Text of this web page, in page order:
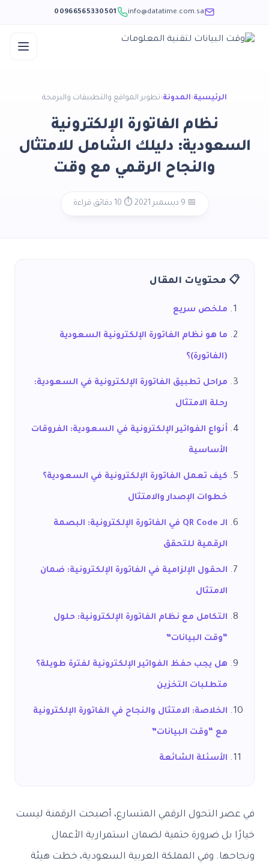
info@datatime.com.sa
00966565330501
الرئيسية›المدونة›تطوير المواقع والتطبيقات والبرمجة
نظام الفاتورة الإلكترونية
السعودية: دليلك الشامل للامتثال
والنجاح الرقمي مع وقت
📅 9 ديسمبر 2021 ·⏱️ 10 دقائق قراءة
📋 محتويات المقال
ملخص سريع
ما هو نظام الفاتورة الإلكترونية السعودية
(الفاتورة)؟
مراحل تطبيق الفاتورة الإلكترونية في السعودية:
رحلة الامتثال
أنواع الفواتير الإلكترونية في السعودية: الفروقات
الأساسية
كيف تعمل الفاتورة الإلكترونية في السعودية؟
خطوات الإصدار والامتثال
الـ QR Code في الفاتورة الإلكترونية: البصمة
الرقمية للتحقق
الحقول الإلزامية في الفاتورة الإلكترونية: ضمان
الامتثال
التكامل مع نظام الفاتورة الإلكترونية: حلول
“وقت البيانات”
هل يجب حفظ الفواتير الإلكترونية لفترة طويلة؟
متطلبات التخزين
الخلاصة: الامتثال والنجاح في الفاتورة الإلكترونية
مع “وقت البيانات”
الأسئلة الشائعة
في عصر التحول الرقمي المتسارع، أصبحت الرقمنة ليست
خيارًا بل ضرورة حتمية لضمان استمرارية الأعمال
ونجاحها. وفي المملكة العربية السعودية، خطت هيئة